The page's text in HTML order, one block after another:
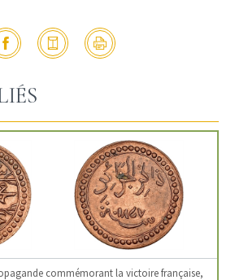
commémorant la victoire française,